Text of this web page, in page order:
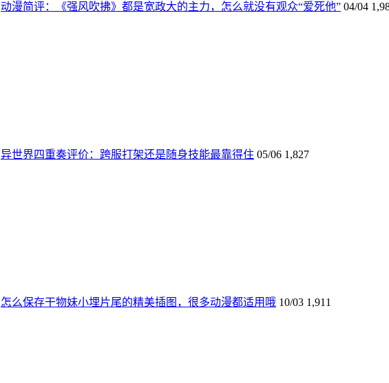
动漫简评：《强风吹拂》都是宽政大的主力，怎么就没有观众“爱死他” 04/04
异世界四重奏评价：跨服打架还是随身技能最靠得住 05/06 1,827
怎么保存干物妹小埋片尾的精美插图，很多动漫都适用哦 10/03 1,911